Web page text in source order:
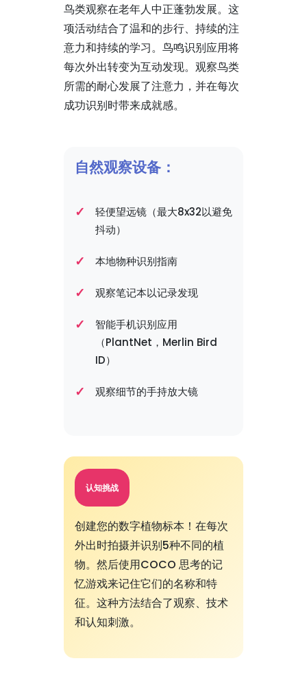
鸟类观察在老年人中正蓬勃发展。这
项活动结合了温和的步行、持续的注
意力和持续的学习。鸟鸣识别应用将
每次外出转变为互动发现。观察鸟类
所需的耐心发展了注意力，并在每次
成功识别时带来成就感。
自然观察设备：
轻便望远镜（最大8x32以避免
抖动）
本地物种识别指南
观察笔记本以记录发现
智能手机识别应用
（PlantNet，Merlin Bird
ID）
观察细节的手持放大镜
认知挑战
创建您的数字植物标本！在每次
外出时拍摄并识别5种不同的植
物。然后使用COCO 思考的记
忆游戏来记住它们的名称和特
征。这种方法结合了观察、技术
和认知刺激。